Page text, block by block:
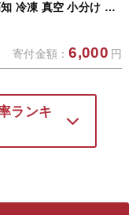
冷凍 真空 小分け 個
菜 晩ごはん 加工品
須崎市
寄付金額：6,000 円
ランキ